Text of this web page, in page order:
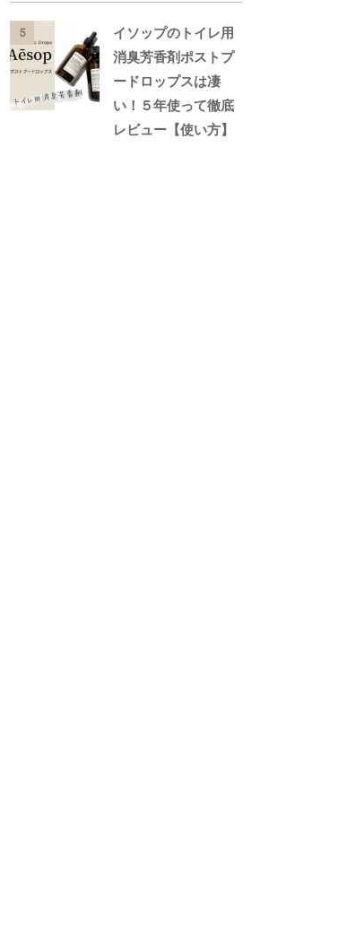
5
イソップのトイレ用
消臭芳香剤ポストプ
ードロップスは凄
い！５年使って徹底
レビュー【使い方】